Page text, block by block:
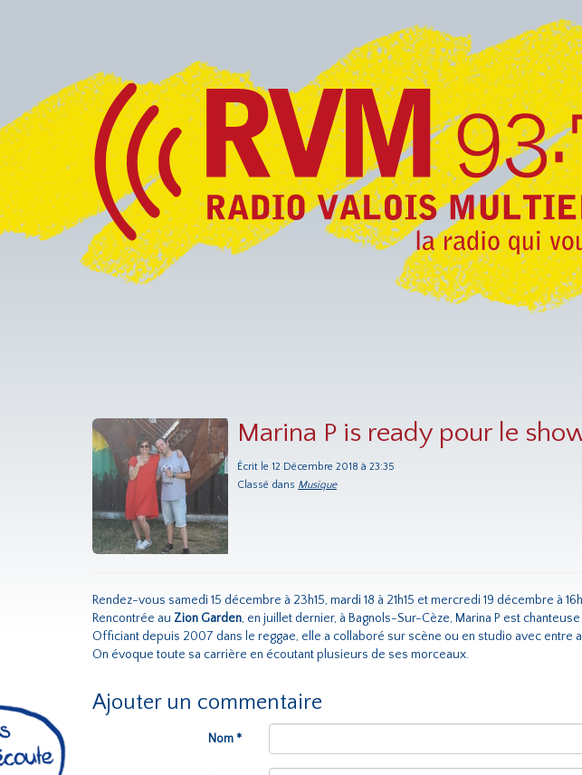
Marina P is ready pour le
Écrit le 12 Décembre 2018 à 23:35
Classé dans Musique
Rendez-vous samedi 15 décembre à 23h15, mardi 18 à 21h15 et mercredi 19 décembre à
Rencontrée au Zion Garden, en juillet dernier, à Bagnols-Sur-Cèze, Marina P est
Officiant depuis 2007 dans le reggae, elle a collaboré sur scène ou en studio avec entre
On évoque toute sa carrière en écoutant plusieurs de ses morceaux.
Ajouter un commentaire
Nom *